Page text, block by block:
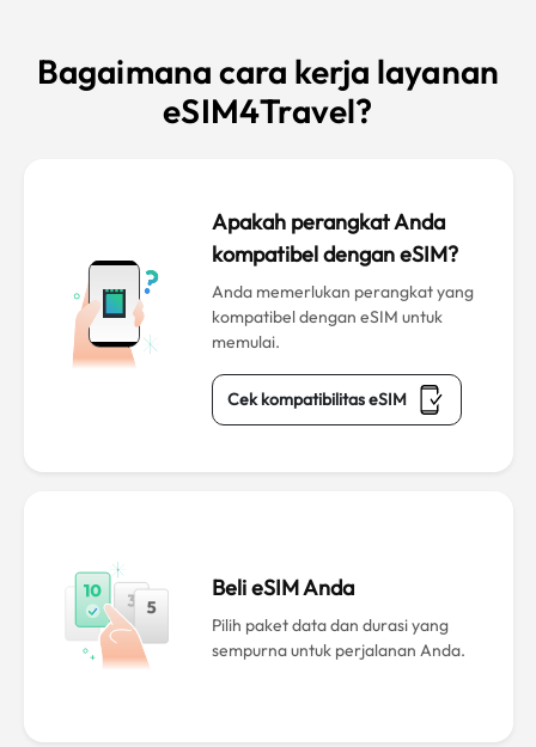
Bagaimana cara kerja layanan
eSIM4Travel?
Apakah perangkat Anda
kompatibel dengan eSIM?
Anda memerlukan perangkat yang
kompatibel dengan eSIM untuk
memulai.
Cek kompatibilitas eSIM
Beli eSIM Anda
Pilih paket data dan durasi yang
sempurna untuk perjalanan Anda.